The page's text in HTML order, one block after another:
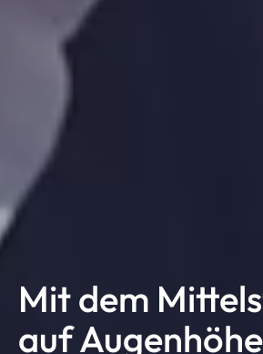
Mit dem
auf Augenhöhe